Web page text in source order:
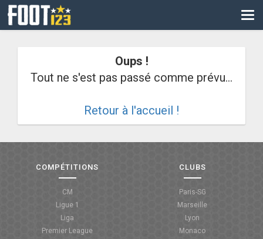
CM
COUPE DE FRANCE
Oups !
Tout ne s'est pas passé comme prévu...
Retour à l'accueil !
COMPÉTITIONS
CM
Ligue 1
Liga
Premier League
CLUBS
Paris-SG
Marseille
Lyon
Monaco